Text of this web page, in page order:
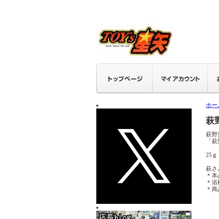
ホー
萩
萩野
「
25
萩さ
＊
＊
＊